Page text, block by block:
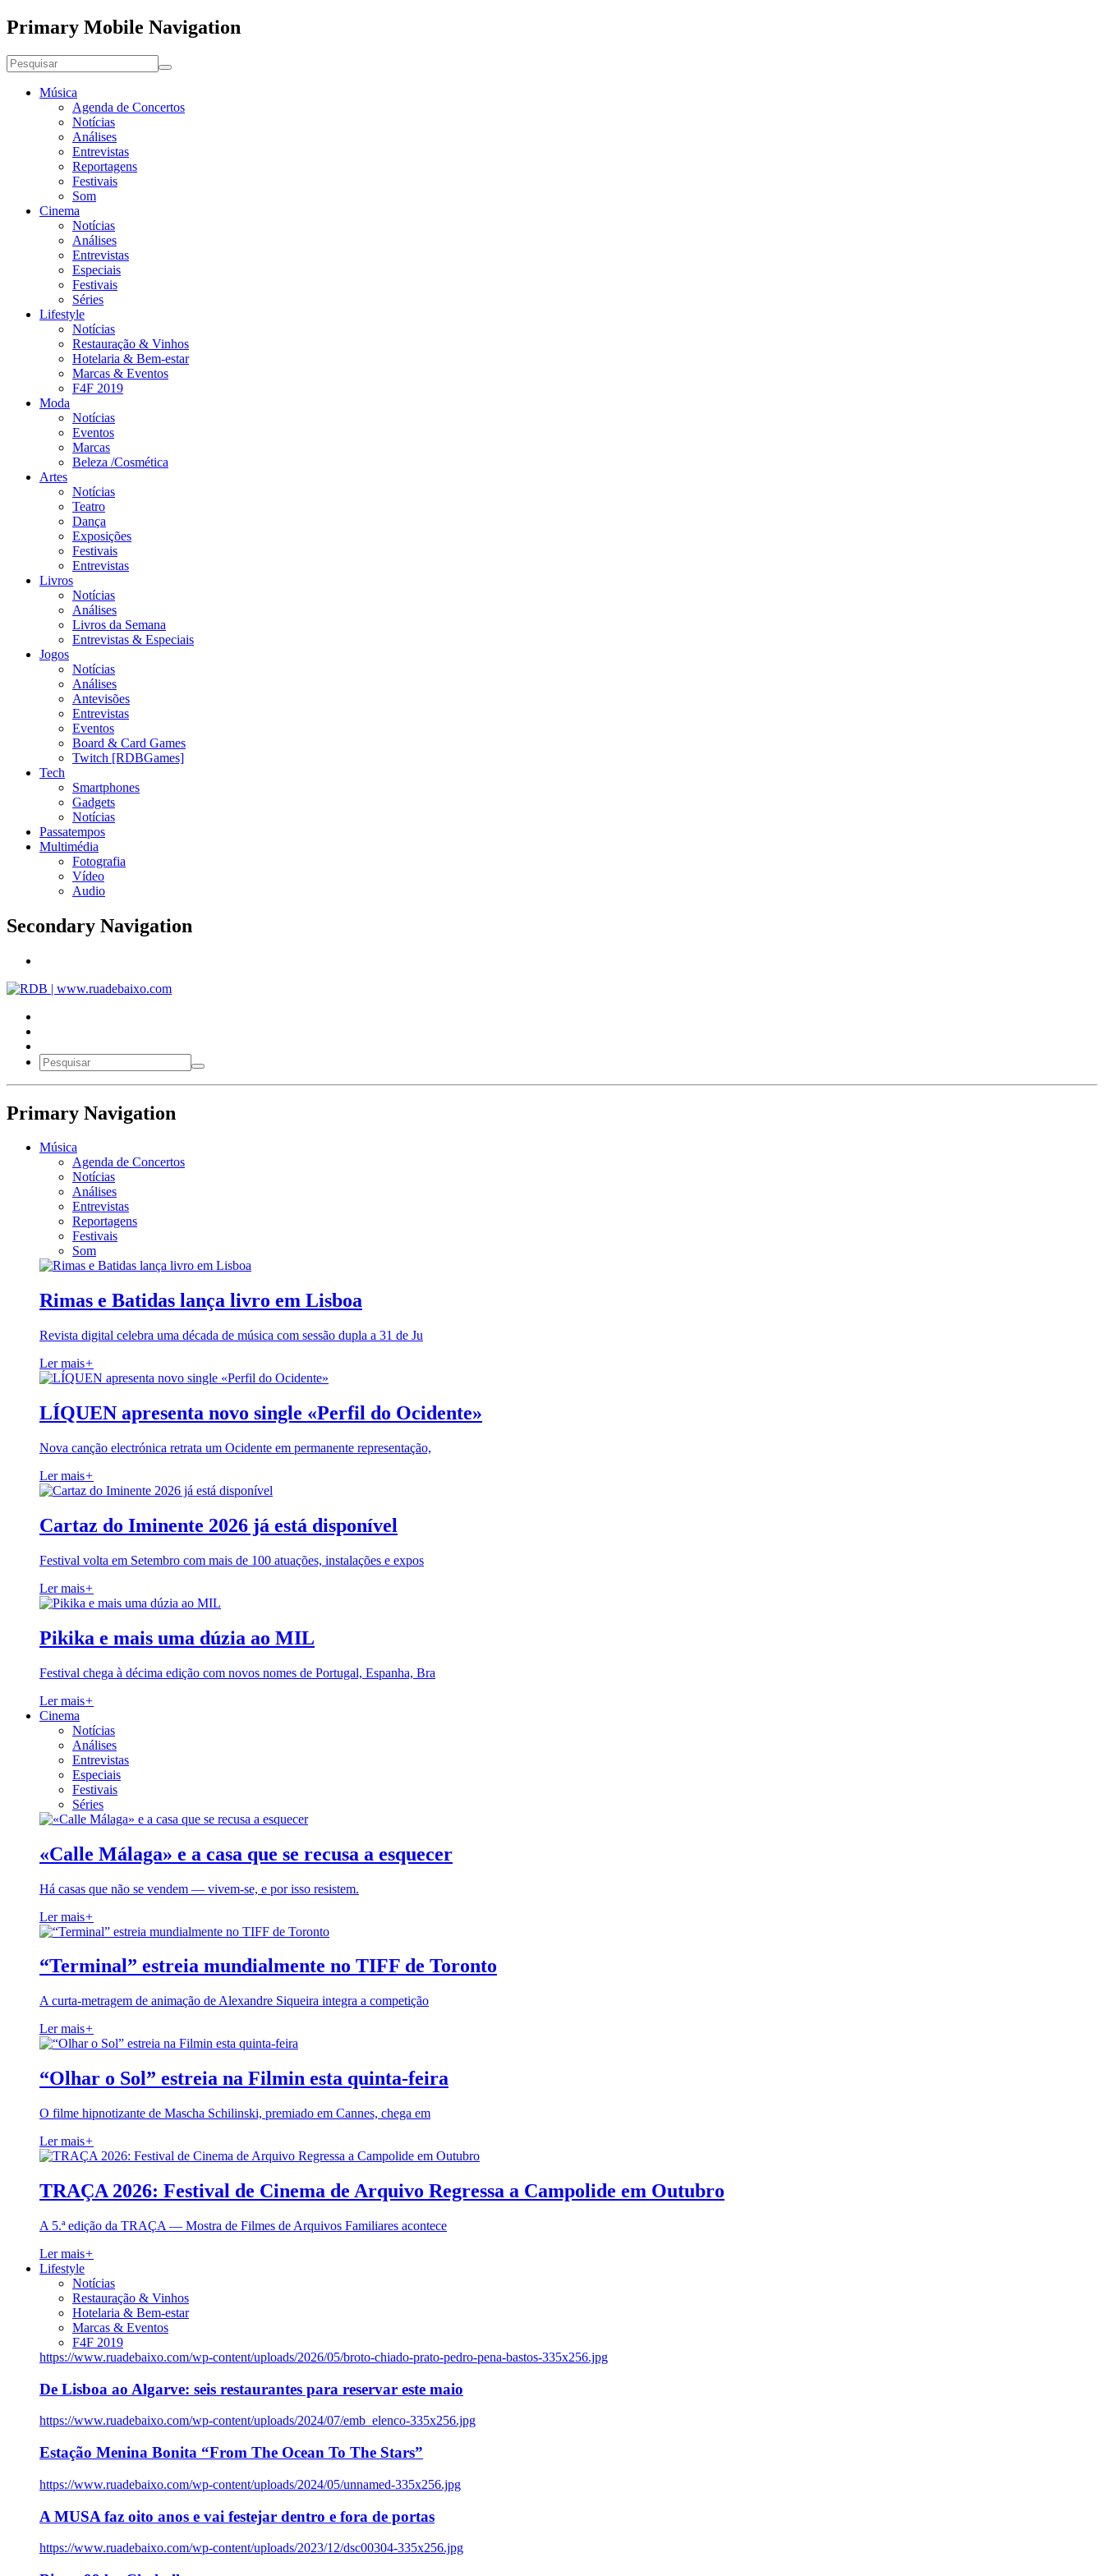
Primary Mobile Navigation
Música
Agenda de Concertos
Notícias
Análises
Entrevistas
Reportagens
Festivais
Som
Cinema
Notícias
Análises
Entrevistas
Especiais
Festivais
Séries
Lifestyle
Notícias
Restauração & Vinhos
Hotelaria & Bem-estar
Marcas & Eventos
F4F 2019
Moda
Notícias
Eventos
Marcas
Beleza /Cosmética
Artes
Notícias
Teatro
Dança
Exposições
Festivais
Entrevistas
Livros
Notícias
Análises
Livros da Semana
Entrevistas & Especiais
Jogos
Notícias
Análises
Antevisões
Entrevistas
Eventos
Board & Card Games
Twitch [RDBGames]
Tech
Smartphones
Gadgets
Notícias
Passatempos
Multimédia
Fotografia
Vídeo
Audio
Secondary Navigation
Primary Navigation
Música
Agenda de Concertos
Notícias
Análises
Entrevistas
Reportagens
Festivais
Som
Rimas e Batidas lança livro em Lisboa
Revista digital celebra uma década de música com sessão dupla a 31 de Ju
Ler mais+
LÍQUEN apresenta novo single «Perfil do Ocidente»
Nova canção electrónica retrata um Ocidente em permanente representação,
Ler mais+
Cartaz do Iminente 2026 já está disponível
Festival volta em Setembro com mais de 100 atuações, instalações e expos
Ler mais+
Pikika e mais uma dúzia ao MIL
Festival chega à décima edição com novos nomes de Portugal, Espanha, Bra
Ler mais+
Cinema
Notícias
Análises
Entrevistas
Especiais
Festivais
Séries
«Calle Málaga» e a casa que se recusa a esquecer
Há casas que não se vendem — vivem-se, e por isso resistem.
Ler mais+
“Terminal” estreia mundialmente no TIFF de Toronto
A curta-metragem de animação de Alexandre Siqueira integra a competição
Ler mais+
“Olhar o Sol” estreia na Filmin esta quinta-feira
O filme hipnotizante de Mascha Schilinski, premiado em Cannes, chega em
Ler mais+
TRAÇA 2026: Festival de Cinema de Arquivo Regressa a Campolide em Outubro
A 5.ª edição da TRAÇA — Mostra de Filmes de Arquivos Familiares acontece
Ler mais+
Lifestyle
Notícias
Restauração & Vinhos
Hotelaria & Bem-estar
Marcas & Eventos
F4F 2019
https://www.ruadebaixo.com/wp-content/uploads/2026/05/broto-chiado-prato-pedro-pena-bastos-335x256.jpg
De Lisboa ao Algarve: seis restaurantes para reservar este maio
https://www.ruadebaixo.com/wp-content/uploads/2024/07/emb_elenco-335x256.jpg
Estação Menina Bonita “From The Ocean To The Stars”
https://www.ruadebaixo.com/wp-content/uploads/2024/05/unnamed-335x256.jpg
A MUSA faz oito anos e vai festejar dentro e fora de portas
https://www.ruadebaixo.com/wp-content/uploads/2023/12/dsc00304-335x256.jpg